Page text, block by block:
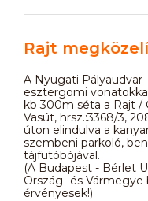
Rajt
A Nyugati Pályaudvar
esztergomi
kb 300m séta a Rajt /
Vasút, hrsz.:3368/3,
úton elindulva a
szembeni parkoló,
tájfutóbójával.
(A Budapest - Bérlet
Ország- és
érvényesek!)